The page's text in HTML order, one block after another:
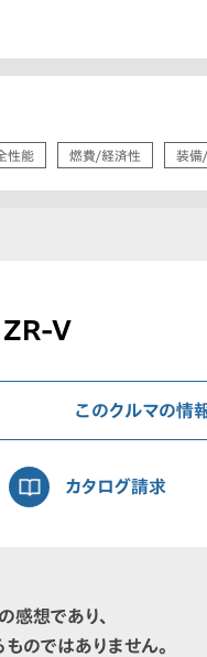
性能 燃費/経済性 装備
ZR-V
このクルマの情
カタログ請求
感想であり、
のではありません。